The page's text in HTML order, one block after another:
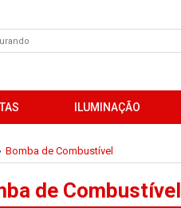
ILUMINAÇÃO
Bomba de Combustível
de Combustível